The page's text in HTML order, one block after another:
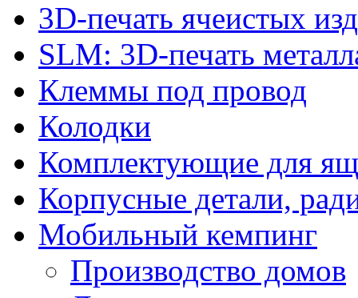
3D-печать ячеистых
SLM: 3D-печать
Клеммы под провод
Колодки
Комплектующие для
Корпусные детали,
Мобильный кемпинг
Производство домов